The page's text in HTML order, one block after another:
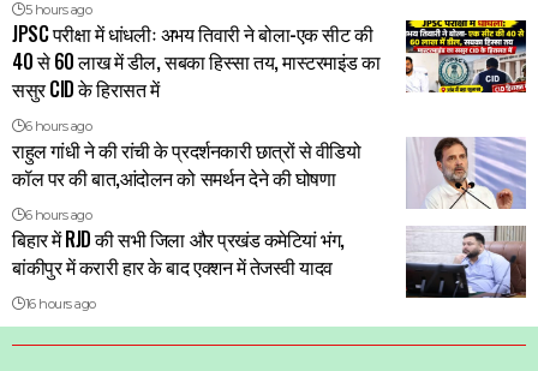
5 hours ago
JPSC परीक्षा में धांधलीः अभय तिवारी ने बोला-एक सीट की
40 से 60 लाख में डील, सबका हिस्सा तय, मास्टरमाइंड का
ससुर CID के हिरासत में
6 hours ago
राहुल गांधी ने की रांची के प्रदर्शनकारी छात्रों से वीडियो
कॉल पर की बात,आंदोलन को समर्थन देने की घोषणा
6 hours ago
बिहार में RJD की सभी जिला और प्रखंड कमेटियां भंग,
बांकीपुर में करारी हार के बाद एक्शन में तेजस्वी यादव
16 hours ago